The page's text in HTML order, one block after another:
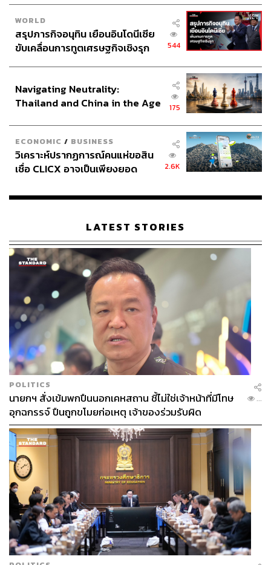
WORLD
สรุปภารกิจอนุทิน เยือนอินโดนีเซีย
ขับเคลื่อนการทูตเศรษฐกิจเชิงรุก
544
Navigating Neutrality:
Thailand and China in the Age
175
ECONOMIC / BUSINESS
วิเคราะห์ปรากฏการณ์คนแห่ขอสิน
เชื่อ CLICX อาจเป็นเพียงยอด
เรือนไทยที่ถูกซุกไว้
2.6K
LATEST STORIES
POLITICS
นายกฯ สั่งเข้มพกปืนนอกเคหสถาน ชี้ไม่ใช่เจ้าหน้าที่มีโทษ
อุกฉกรรจ์ ปืนถูกขโมยก่อเหตุ เจ้าของร่วมรับผิด
...